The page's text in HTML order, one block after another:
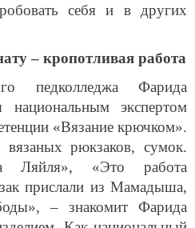
себя и в других
– кропотливая работа
педколледжа Фарида
национальным экспертом
«Вязание крючком».
вязаных рюкзаков, сумок.
Ляйля», «Это работа
прислали из Мамадыша,
– знакомит Фарида